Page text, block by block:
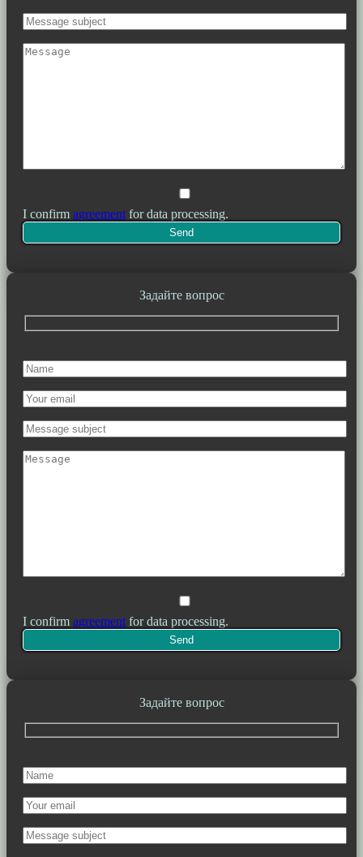
I confirm agreement for data processing.
Задайте вопрос
I confirm agreement for data processing.
Задайте вопрос